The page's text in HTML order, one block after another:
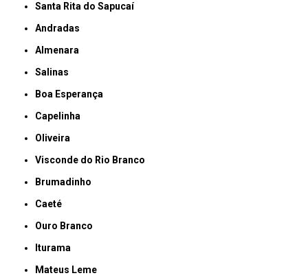
Santa Rita do Sapucaí
Andradas
Almenara
Salinas
Boa Esperança
Capelinha
Oliveira
Visconde do Rio Branco
Brumadinho
Caeté
Ouro Branco
Iturama
Mateus Leme